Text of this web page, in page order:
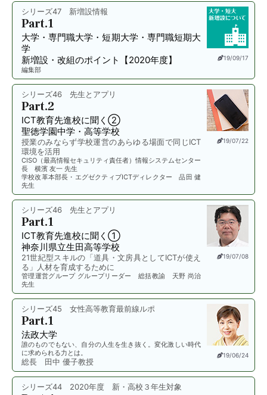
19/09/17
シリーズ47 新増設情報
Part.1
大学・専門職大学・短期大学・専門職短期大
学
新増設・改組のポイント【2020年度】
編集部
19/07/22
シリーズ46 先生とアプリ
Part.2
ICT教育先進校に聞く②
聖徳学園中学・高等学校
授業のみならず学校運営のあらゆる場面で同じICT
環境を活用
CISO（最高情報セキュリティ責任者）情報システムセンター
長 横濱 友一 先生
学校改革本部長・エグゼクティブICTディレクター 品田 健
先生
19/07/08
シリーズ46 先生とアプリ
Part.1
ICT教育先進校に聞く①
神奈川県立生田高等学校
21世紀型スキルの「道具・文房具としてICTが使え
る」人材を育成するために
管理運営グループ グループリーダー 総括教諭 天野 尚治
先生
19/06/24
シリーズ45 女性高等教育最前線ルポ
Part.1
法政大学
誰のものでもない、自分の人生を生き抜く。変化激しい時代
に求められる力とは。
総長 田中 優子教授
シリーズ44 2020年度 新・高校３年生対象